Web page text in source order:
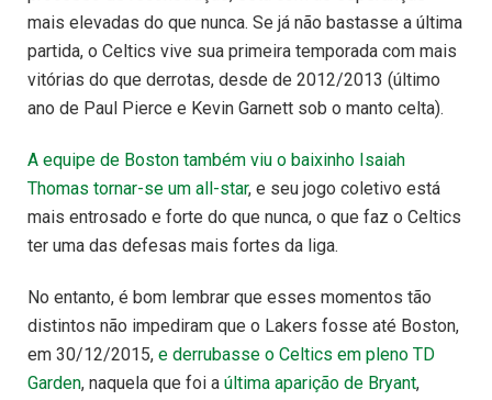
mais elevadas do que nunca. Se já não bastasse a última
partida, o Celtics vive sua primeira temporada com mais
vitórias do que derrotas, desde de 2012/2013 (último
ano de Paul Pierce e Kevin Garnett sob o manto celta).
A equipe de Boston também viu o baixinho Isaiah
Thomas tornar-se um all-star, e seu jogo coletivo está
mais entrosado e forte do que nunca, o que faz o Celtics
ter uma das defesas mais fortes da liga.
No entanto, é bom lembrar que esses momentos tão
distintos não impediram que o Lakers fosse até Boston,
em 30/12/2015, e derrubasse o Celtics em pleno TD
Garden, naquela que foi a última aparição de Bryant,